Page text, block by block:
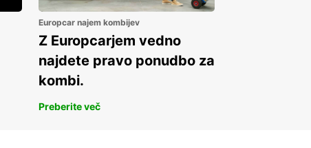
Europcar najem kombijev
Z Europcarjem vedno
najdete pravo ponudbo za
kombi.
Preberite več